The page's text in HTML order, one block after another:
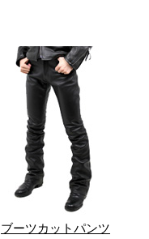
ブーツカットパンツ